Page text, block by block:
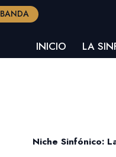
BANDA
INICIO LA
Niche Sinfónico: